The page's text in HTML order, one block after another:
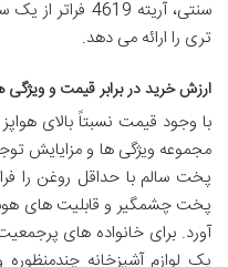
سنتی، آریته
تری را ارائه می دهد.
ارزش خرید در برابر قیمت و ویژگی
مجموعه ویژگی ها و مزایایش
پخت سالم با حداقل روغن را
پخت چشمگیر و قابلیت های
آورد. برای خانواده های
یک لوازم آشپزخانه